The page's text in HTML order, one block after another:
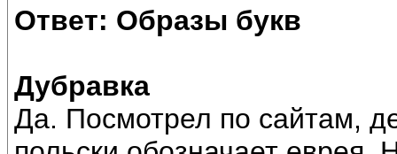
Ответ: Образы букв
Дубравка
Да. Посмотрел по сайтам,